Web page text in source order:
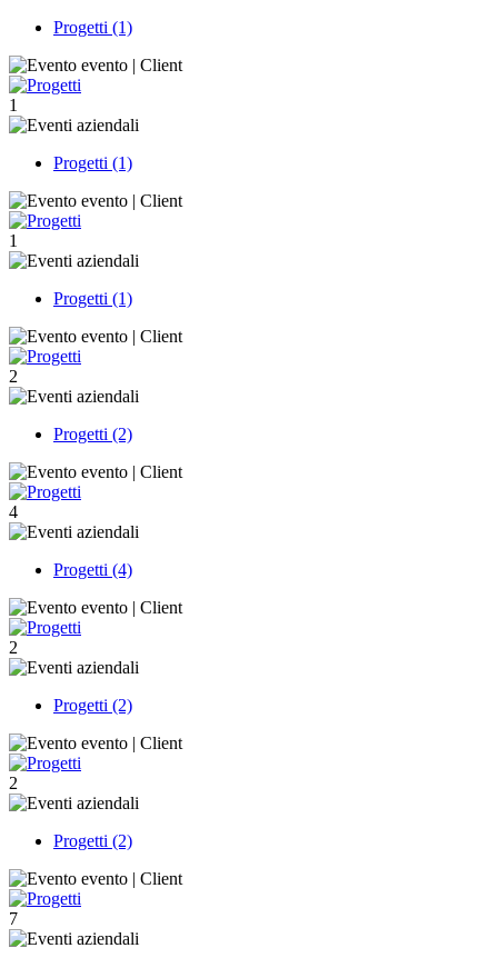
Progetti (1)
1
Progetti (1)
1
Progetti (1)
2
Progetti (2)
4
Progetti (4)
2
Progetti (2)
2
Progetti (2)
7